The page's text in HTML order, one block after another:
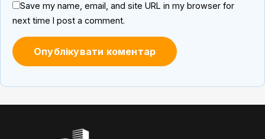
Save my name, email, and site URL in my browser for
next time I post a comment.